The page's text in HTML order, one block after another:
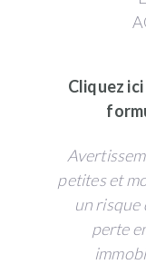
Cliquez
petites et
un risque
perte